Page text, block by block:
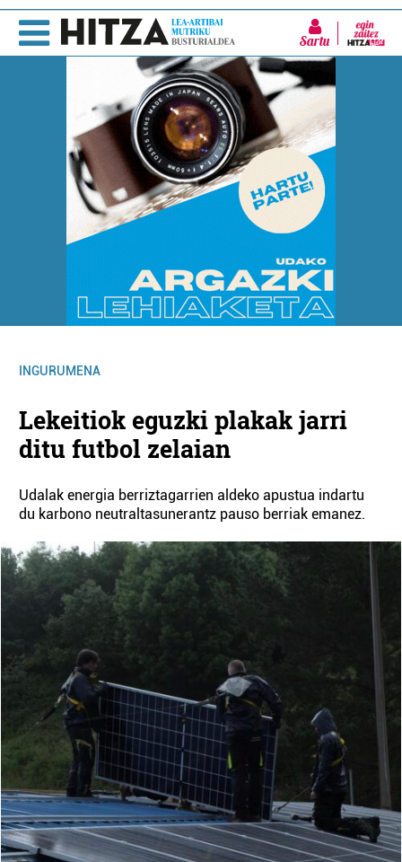
Sartu
INGURUMENA
Lekeitiok eguzki plakak jarri
ditu futbol zelaian
Udalak energia berriztagarrien aldeko apustua indartu
du karbono neutraltasunerantz pauso berriak emanez.